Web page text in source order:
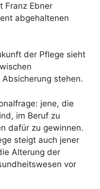
Franz Ebner
abgehaltenen
der Pflege sieht
stehen.
jene, die
im Beruf zu
dafür zu gewinnen.
steigt auch jener
Alterung der
vor